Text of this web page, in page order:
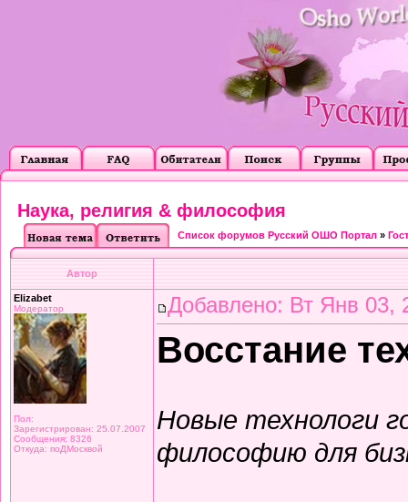
Наука, религия & философия
Список форумов Русский ОШО Портал »
Автор
Elizabet
Модератор
Пол:
Зарегистрирован: 25.07.2007
Сообщения: 8326
Откуда: поДМосквой
Добавлено: Вт Янв 03,
Восстание
Новые технологи
философию для